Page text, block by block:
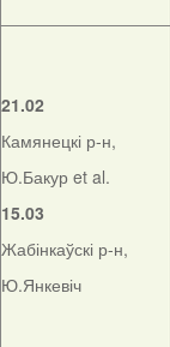
21.02
Камянецкі р-н,
Ю.Бакур et al.
15.03
Жабінкаўскі р-н,
Ю.Янкевіч